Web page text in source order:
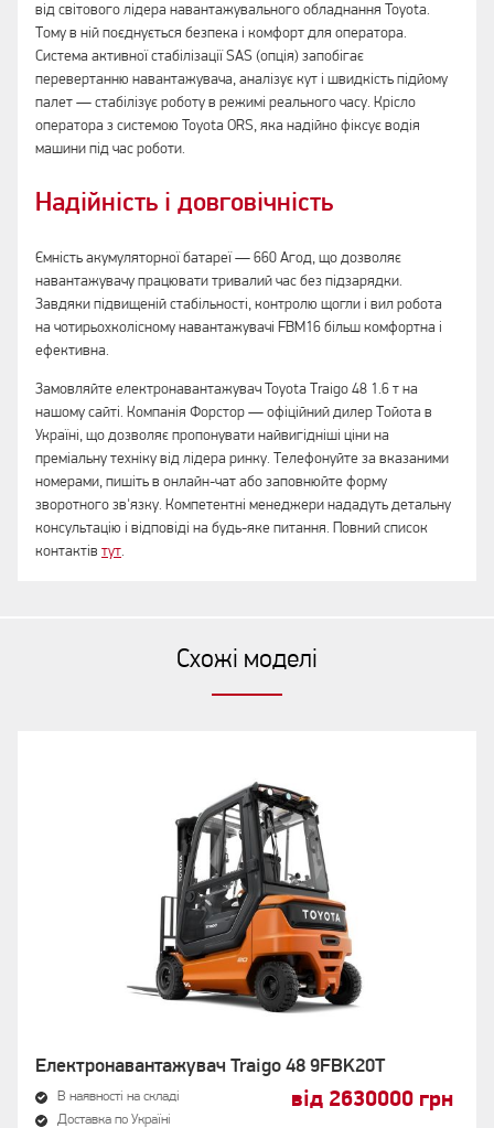
від світового лідера навантажувального обладнання Toyota.
Тому в ній поєднується безпека і комфорт для оператора.
Система активної стабілізації SAS (опція) запобігає
перевертанню навантажувача, аналізує кут і швидкість підйому
палет — стабілізує роботу в режимі реального часу. Крісло
оператора з системою Toyota ORS, яка надійно фіксує водія
машини під час роботи.
Надійність і довговічність
Ємність акумуляторної батареї — 660 Агод, що дозволяє
навантажувачу працювати тривалий час без підзарядки.
Завдяки підвищеній стабільності, контролю щогли і вил робота
на чотирьохколісному навантажувачі FBM16 більш комфортна і
ефективна.
Замовляйте електронавантажувач Toyota Traigo 48 1.6 т на
нашому сайті. Компанія Форстор — офіційний дилер Тойота в
Україні, що дозволяє пропонувати найвигідніші ціни на
преміальну техніку від лідера ринку. Телефонуйте за вказаними
номерами, пишіть в онлайн-чат або заповнюйте форму
зворотного зв'язку. Компетентні менеджери нададуть детальну
консультацію і відповіді на будь-яке питання. Повний список
контактів тут.
Схожі моделі
Електронавантажувач Traigo 48 9FBK20T
В наявності на складі
Доставка по Україні
від 2630000 грн